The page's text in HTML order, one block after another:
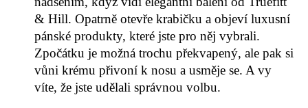
& Hill. Opatrně otevře krabičku a objeví luxusní
pánské produkty, které jste pro něj vybrali.
Zpočátku je možná trochu překvapený, ale pak si
vůni krému přivoní k nosu a usměje se. A vy
víte, že jste udělali správnou volbu.